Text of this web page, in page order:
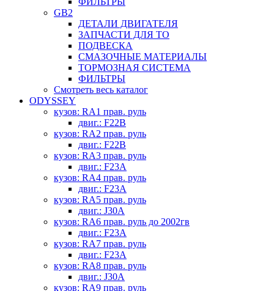
GB2
ДЕТАЛИ ДВИГАТЕЛЯ
ЗАПЧАСТИ ДЛЯ ТО
ПОДВЕСКА
СМАЗОЧНЫЕ МАТЕРИАЛЫ
ТОРМОЗНАЯ СИСТЕМА
ФИЛЬТРЫ
Смотреть весь каталог
ODYSSEY
кузов: RA1 прав. руль
двиг.: F22B
кузов: RA2 прав. руль
двиг.: F22B
кузов: RA3 прав. руль
двиг.: F23A
кузов: RA4 прав. руль
двиг.: F23A
кузов: RA5 прав. руль
двиг.: J30A
кузов: RA6 прав. руль до 2002гв
двиг.: F23A
кузов: RA7 прав. руль
двиг.: F23A
кузов: RA8 прав. руль
двиг.: J30A
кузов: RA9 прав. руль